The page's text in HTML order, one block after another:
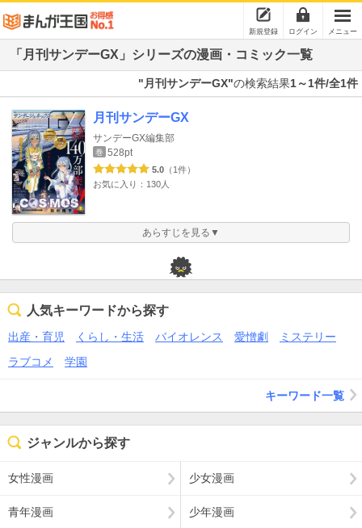
新規登録 ログイン メニュー
「月刊サンデーGX」シリーズの漫画・コミック一覧
"月刊サンデーGX"の検索結果1～1件/全1件
月刊サンデーGX
サンデーGX編集部
巻 528pt
5.0 （1件）
お気に入り：130人
あらすじを見る▼
人気キーワードから探す
出産・育児 くらし・生活 バイオレンス 愛憎劇
ミステリー
ラブコメ
学園
キーワード一覧
ジャンルから探す
女性漫画 少女漫画
青年漫画 少年漫画